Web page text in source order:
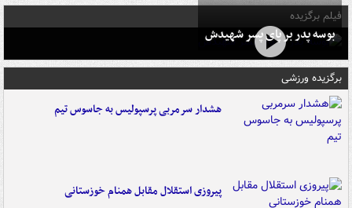
فیلم برگزیده
بوسه‌ پدر بر پای پسر شهیدش
برگزیده ورزشی
هشدار سرمربی پرسپولیس به جاسوس تیم
پیروزی استقلال مقابل همنام خوزستانی